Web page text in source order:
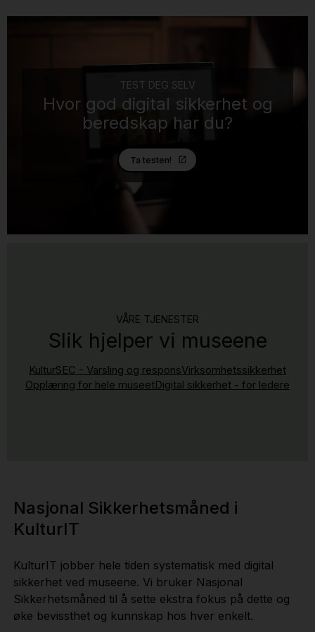
TEST DEG SELV
Hvor god digital sikkerhet og
beredskap har du?
Ta testen!
VÅRE TJENESTER
Slik hjelper vi museene
KulturSEC - Varsling og responsVirksomhetssikkerhet
Opplæring for hele museetDigital sikkerhet - for ledere
Nasjonal Sikkerhetsmåned i
KulturIT
KulturIT jobber hele tiden systematisk med digital
sikkerhet ved museene. Vi bruker Nasjonal
Sikkerhetsmåned til å sette ekstra fokus på dette og
øke bevissthet og kunnskap hos hver enkelt.